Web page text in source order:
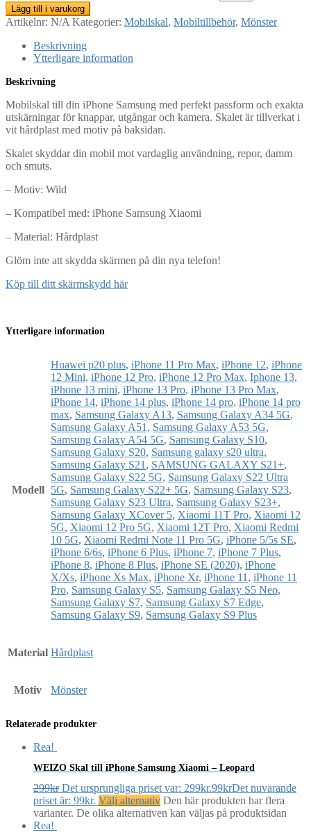
Lägg till i varukorg
Artikelnr: N/A Kategorier: Mobilskal, Mobiltillbehör, Mönster
Beskrivning
Ytterligare information
Beskrivning
Mobilskal till din iPhone Samsung med perfekt passform och exakta
utskärningar för knappar, utgångar och kamera. Skalet är tillverkat i
vit hårdplast med motiv på baksidan.
Skalet skyddar din mobil mot vardaglig användning, repor, damm
och smuts.
– Motiv: Wild
– Kompatibel med: iPhone Samsung Xiaomi
– Material: Hårdplast
Glöm inte att skydda skärmen på din nya telefon!
Köp till ditt skärmskydd här
Ytterligare information
Modell
Huawei p20 plus, iPhone 11 Pro Max, iPhone 12, iPhone
12 Mini, iPhone 12 Pro, iPhone 12 Pro Max, Iphone 13,
iPhone 13 mini, iPhone 13 Pro, iPhone 13 Pro Max,
iPhone 14, iPhone 14 plus, iPhone 14 pro, iPhone 14 pro
max, Samsung Galaxy A13, Samsung Galaxy A34 5G,
Samsung Galaxy A51 , Samsung Galaxy A53 5G,
Samsung Galaxy A54 5G, Samsung Galaxy S10,
Samsung Galaxy S20, Samsung galaxy s20 ultra,
Samsung Galaxy S21 , SAMSUNG GALAXY S21+,
Samsung Galaxy S22 5G, Samsung Galaxy S22 Ultra
5G, Samsung Galaxy S22+ 5G, Samsung Galaxy S23,
Samsung Galaxy S23 Ultra, Samsung Galaxy S23+,
Samsung Galaxy XCover 5, Xiaomi 11T Pro, Xiaomi 12
5G, Xiaomi 12 Pro 5G, Xiaomi 12T Pro, Xiaomi Redmi
10 5G, Xiaomi Redmi Note 11 Pro 5G, iPhone 5/5s SE,
iPhone 6/6s, iPhone 6 Plus, iPhone 7, iPhone 7 Plus,
iPhone 8, iPhone 8 Plus, iPhone SE (2020), iPhone
X/Xs, iPhone Xs Max, iPhone Xr, iPhone 11 , iPhone 11
Pro, Samsung Galaxy S5, Samsung Galaxy S5 Neo,
Samsung Galaxy S7, Samsung Galaxy S7 Edge,
Samsung Galaxy S9, Samsung Galaxy S9 Plus
Material Hårdplast
Motiv Mönster
Relaterade produkter
Rea!
WEIZO Skal till iPhone Samsung Xiaomi – Leopard
299kr Det ursprungliga priset var: 299kr.99krDet nuvarande
priset är: 99kr. Välj alternativ Den här produkten har flera
varianter. De olika alternativen kan väljas på produktsidan
Rea!